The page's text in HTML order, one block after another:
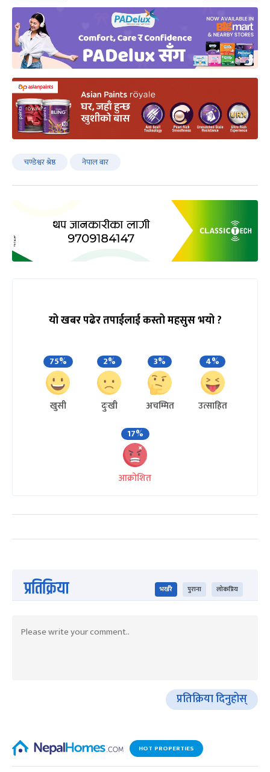
चण्डेश्वर श्रेष्ठ नेपाल बार
यो खबर पढेर तपाईलाई कस्तो महसुस भयो ?
75%
खुसी
2%
दुःखी
3%
अचम्मित
4%
उत्साहित
17%
आक्रोशित
प्रतिक्रिया भर्खरै पुराना लोकप्रिय
प्रतिक्रिया दिनुहोस्
HOT PROPERTIES